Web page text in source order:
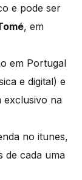
e pode ser
, em
em Portugal
e digital) e
exclusivo na
no itunes,
de cada uma